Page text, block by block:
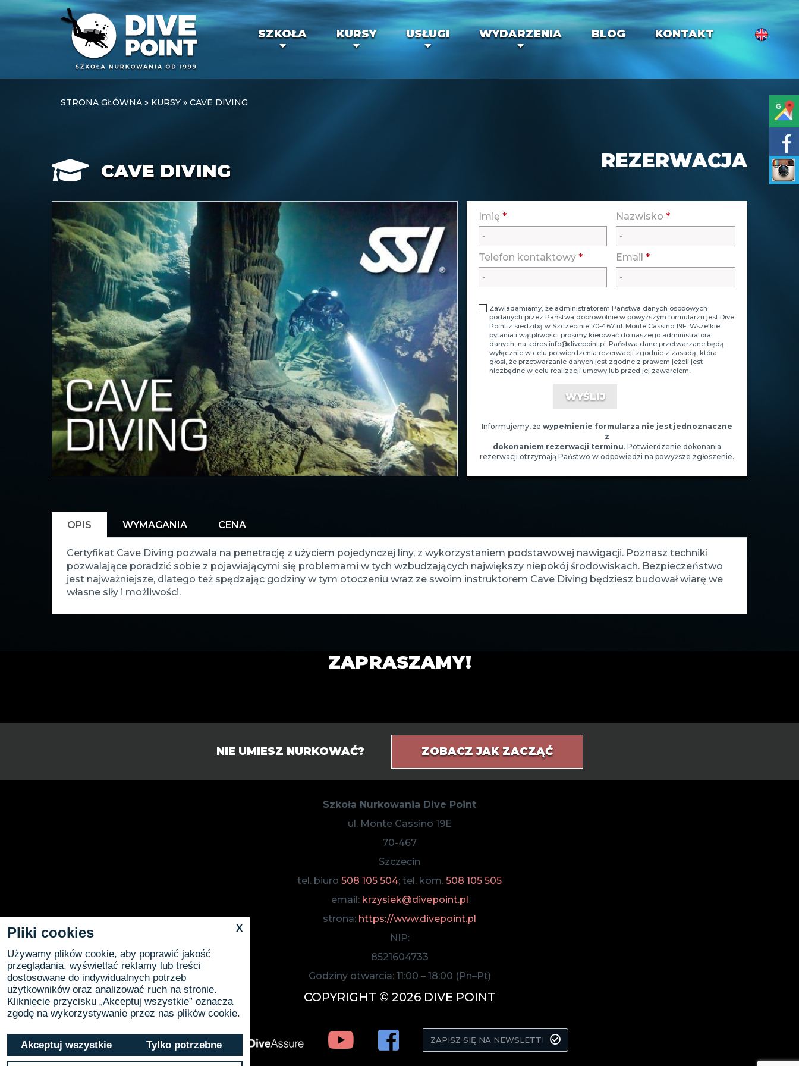
SZKOŁA KURSY USŁUGI WYDARZENIA BLOG KONTAKT
STRONA GŁÓWNA » KURSY » CAVE DIVING
CAVE DIVING REZERWACJA
Imię * Nazwisko *
Telefon kontaktowy * Email *
Zawiadamiamy, że administratorem Państwa danych osobowych
podanych przez Państwa dobrowolnie w powyższym formularzu jest Dive
Point z siedzibą w Szczecinie 70-467 ul. Monte Cassino 19E. Wszelkie
pytania i wątpliwości prosimy kierować do naszego administratora
danych, na adres info@divepoint.pl. Państwa dane przetwarzane będą
wyłącznie w celu potwierdzenia rezerwacji zgodnie z zasadą, która
głosi, że przetwarzanie danych jest zgodne z prawem jeżeli jest
niezbędne w celu realizacji umowy lub przed jej zawarciem.
Informujemy, że wypełnienie formularza nie jest jednoznaczne
z
dokonaniem rezerwacji terminu. Potwierdzenie dokonania
rezerwacji otrzymają Państwo w odpowiedzi na powyższe zgłoszenie.
OPIS WYMAGANIA CENA
Certyfikat Cave Diving pozwala na penetrację z użyciem pojedynczej liny, z wykorzystaniem podstawowej nawigacji. Poznasz techniki
pozwalające poradzić sobie z pojawiającymi się problemami w tych wzbudzających największy niepokój środowiskach. Bezpieczeństwo
jest najważniejsze, dlatego też spędzając godziny w tym otoczeniu wraz ze swoim instruktorem Cave Diving będziesz budował wiarę we
własne siły i możliwości.
ZAPRASZAMY!
NIE UMIESZ NURKOWAĆ? ZOBACZ JAK ZACZĄĆ
Szkoła Nurkowania Dive Point
ul. Monte Cassino 19E
70-467
Szczecin
tel. biuro 508 105 504; tel. kom. 508 105 505
email: krzysiek@divepoint.pl
strona: https://www.divepoint.pl
NIP:
8521604733
Godziny otwarcia: 11:00 – 18:00 (Pn–Pt)
COPYRIGHT © 2026 DIVE POINT
X
Pliki cookies
Używamy plików cookie, aby poprawić jakość
przeglądania, wyświetlać reklamy lub treści
dostosowane do indywidualnych potrzeb
użytkowników oraz analizować ruch na stronie.
Kliknięcie przycisku „Akceptuj wszystkie” oznacza
zgodę na wykorzystywanie przez nas plików cookie.
Akceptuj wszystkie Tylko potrzebne